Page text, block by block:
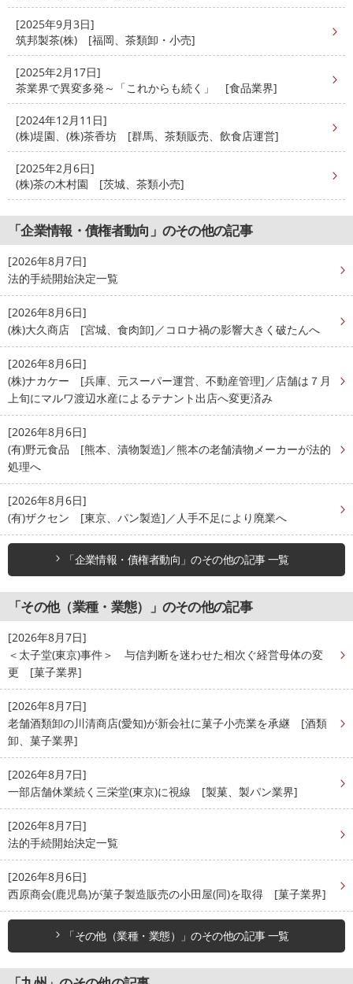
[2025年9月3日]
筑邦製茶(株) [福岡、茶類卸・小売]
[2025年2月17日]
茶業界で異変多発～「これからも続く」 [食品業界]
[2024年12月11日]
(株)堤園、(株)茶香坊 [群馬、茶類販売、飲食店運営]
[2025年2月6日]
(株)茶の木村園 [茨城、茶類小売]
「企業情報・債権者動向」のその他の記事
[2026年8月7日]
法的手続開始決定一覧
[2026年8月6日]
(株)大久商店 [宮城、食肉卸]／コロナ禍の影響大きく破たんへ
[2026年8月6日]
(株)ナカケー [兵庫、元スーパー運営、不動産管理]／店舗は７月
上旬にマルワ渡辺水産によるテナント出店へ変更済み
[2026年8月6日]
(有)野元食品 [熊本、漬物製造]／熊本の老舗漬物メーカーが法的
処理へ
[2026年8月6日]
(有)ザクセン [東京、パン製造]／人手不足により廃業へ
「企業情報・債権者動向」のその他の記事 一覧
「その他（業種・業態）」のその他の記事
[2026年8月7日]
＜太子堂(東京)事件＞ 与信判断を迷わせた相次ぐ経営母体の変
更 [菓子業界]
[2026年8月7日]
老舗酒類卸の川清商店(愛知)が新会社に菓子小売業を承継 [酒類
卸、菓子業界]
[2026年8月7日]
一部店舗休業続く三栄堂(東京)に視線 [製菓、製パン業界]
[2026年8月7日]
法的手続開始決定一覧
[2026年8月6日]
西原商会(鹿児島)が菓子製造販売の小田屋(同)を取得 [菓子業界]
「その他（業種・業態）」のその他の記事 一覧